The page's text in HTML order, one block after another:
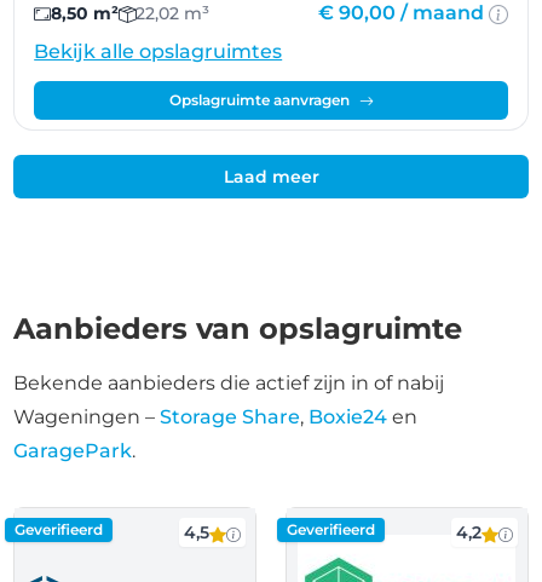
8,50 m² 22,02 m³ € 90,00 / maand
Bekijk alle opslagruimtes
Opslagruimte aanvragen
Laad meer
Aanbieders van opslagruimte
Bekende aanbieders die actief zijn in of nabij
Wageningen –Storage Share, Boxie24 en
GaragePark.
Geverifieerd 4,5 Geverifieerd 4,2